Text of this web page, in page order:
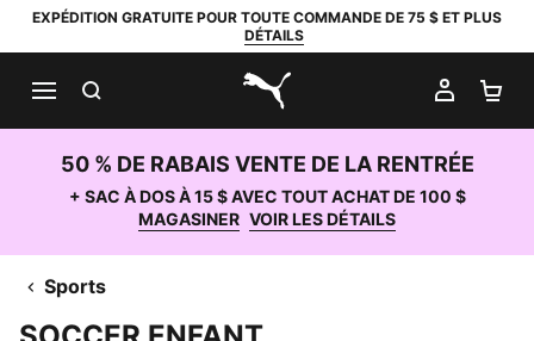
EXPÉDITION GRATUITE POUR TOUTE COMMANDE DE 75 $ ET PLUS
DÉTAILS
PUMA.com
MON
50 % DE RABAIS VENTE DE LA RENTRÉE
+ SAC À DOS À 15 $ AVEC TOUT ACHAT DE 100 $
MAGASINER VOIR LES DÉTAILS
Sports